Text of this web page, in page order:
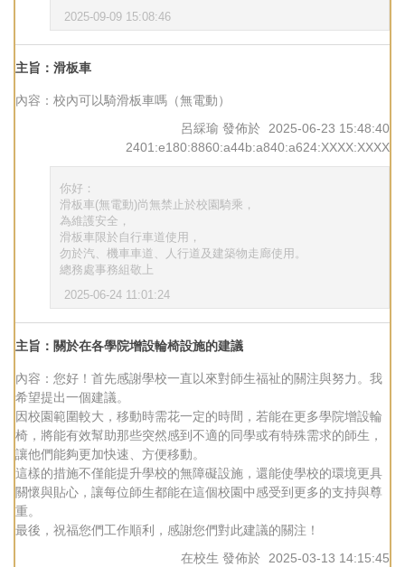
2025-09-09 15:08:46
主旨：滑板車
內容：校內可以騎滑板車嗎（無電動）
呂綵瑜 發佈於 2025-06-23 15:48:40
2401:e180:8860:a44b:a840:a624:XXXX:XXXX
你好：
滑板車(無電動)尚無禁止於校園騎乘，
為維護安全，
滑板車限於自行車道使用，
勿於汽、機車車道、人行道及建築物走廊使用。
總務處事務組敬上
2025-06-24 11:01:24
主旨：關於在各學院增設輪椅設施的建議
內容：您好！首先感謝學校一直以來對師生福祉的關注與努力。我
希望提出一個建議。
因校園範圍較大，移動時需花一定的時間，若能在更多學院增設輪
椅，將能有效幫助那些突然感到不適的同學或有特殊需求的師生，
讓他們能夠更加快速、方便移動。
這樣的措施不僅能提升學校的無障礙設施，還能使學校的環境更具
關懷與貼心，讓每位師生都能在這個校園中感受到更多的支持與尊
重。
最後，祝福您們工作順利，感謝您們對此建議的關注！
在校生 發佈於 2025-03-13 14:15:45